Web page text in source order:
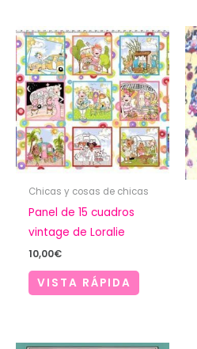
Chicas y cosas de chicas
Panel de 15 cuadros
vintage de Loralie
10,00€
VISTA RÁPIDA